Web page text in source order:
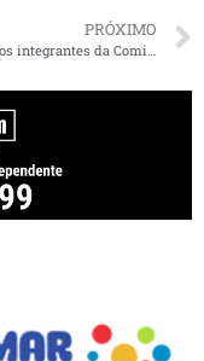
PRÓXIMO
Definidos os integrantes da Comissão de Orçamento da Câmara de São Luís; votação acontece no dia 3 de fevereiro